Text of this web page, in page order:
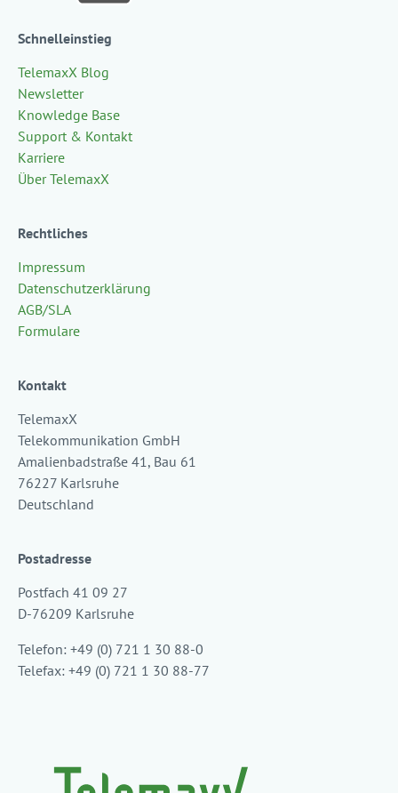
Schnelleinstieg
TelemaxX Blog
Newsletter
Knowledge Base
Support & Kontakt
Karriere
Über TelemaxX
Rechtliches
Impressum
Datenschutzerklärung
AGB/SLA
Formulare
Kontakt
TelemaxX
Telekommunikation GmbH
Amalienbadstraße 41, Bau 61
76227 Karlsruhe
Deutschland
Postadresse
Postfach 41 09 27
D-76209 Karlsruhe
Telefon: +49 (0) 721 1 30 88-0
Telefax: +49 (0) 721 1 30 88-77